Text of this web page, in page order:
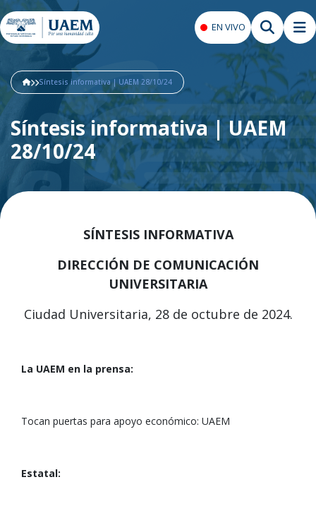
EN VIVO
Síntesis informativa | UAEM 28/10/24
Síntesis informativa | UAEM
28/10/24
SÍNTESIS INFORMATIVA
DIRECCIÓN DE COMUNICACIÓN
UNIVERSITARIA
Ciudad Universitaria, 28 de octubre de 2024.
La UAEM en la prensa:
Tocan puertas para apoyo económico: UAEM
Estatal: